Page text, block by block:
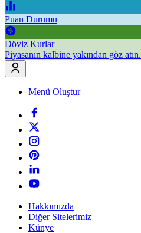
Puan Durumu
Döviz Kurlar
Piyasanın kalbine yakından göz atın.
Menü Oluştur
Hakkımızda
Diğer Sitelerimiz
Künye